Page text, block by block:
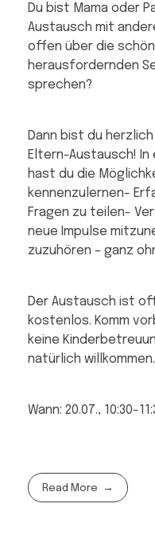
Du bist Mama oder
Austausch mit
offen über die
herausfordernden
sprechen?
Dann bist du
Eltern-Austausch!
hast du die
kennenzulernen-
Fragen zu teilen-
neue Impulse
zuzuhören – ganz
Der Austausch ist
kostenlos. Komm
keine
natürlich willkommen.
Wann: 20.07., 10:30-
Read More